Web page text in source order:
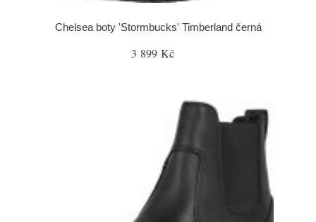
Chelsea boty 'Stormbucks' Timberland černá
3 899 Kč